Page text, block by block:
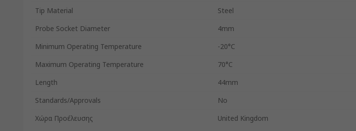
Tip Material
Steel
Probe Socket Diameter
4mm
Minimum Operating Temperature
-20°C
Maximum Operating Temperature
70°C
Length
44mm
Standards/Approvals
No
Χώρα Προέλευσης
United Kingdom